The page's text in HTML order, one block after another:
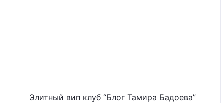
Элитный вип клуб “Блог Тамира Бадоева”